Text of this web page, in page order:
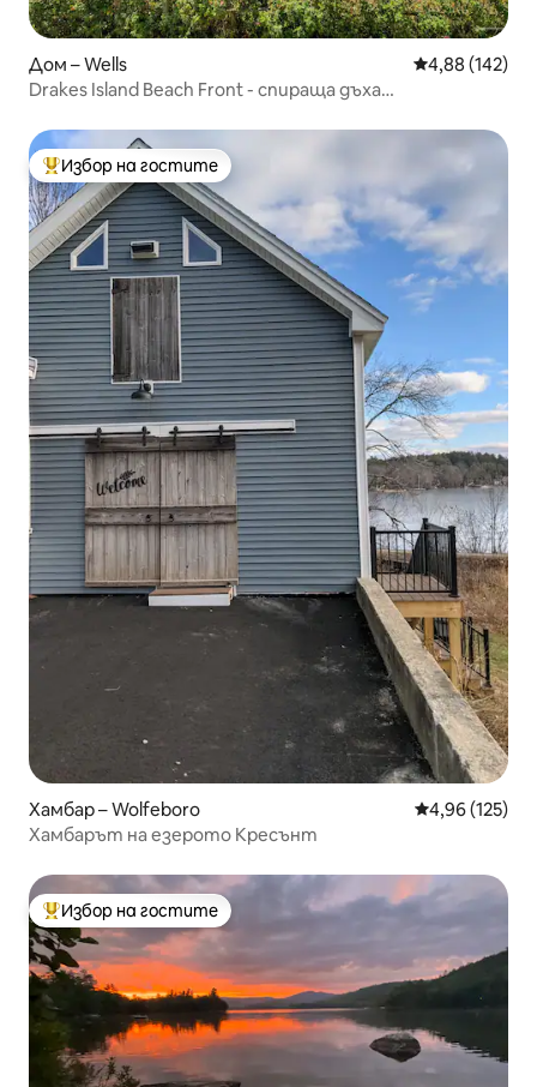
Дом – Wells Средна
4,88 (142)
Drakes Island Beach Front - спираща дъха
Най-популярен избор на гостите
Избор на гостите
Хамбар – Wolfeboro Средна
4,96 (125)
Хамбарът на езерото Кресънт
Най-популярен избор на гостите
Избор на гостите